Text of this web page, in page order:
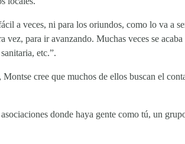
a veces, ni para los oriundos, como lo va a
vez, para ir avanzando. Muchas veces se
etc.”.
cree que muchos de ellos buscan el
donde haya gente como tú, un